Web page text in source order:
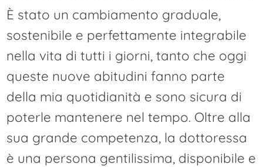
È stato un cambiamento graduale,
sostenibile e perfettamente integrabile
nella vita di tutti i giorni, tanto che oggi
queste nuove abitudini fanno parte
della mia quotidianità e sono sicura di
poterle mantenere nel tempo. Oltre alla
sua grande competenza, la dottoressa
è una persona gentilissima, disponibile e